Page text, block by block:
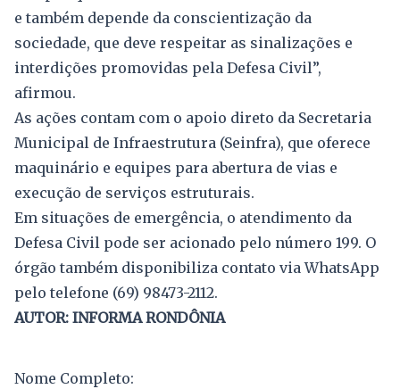
e também depende da conscientização da
sociedade, que deve respeitar as sinalizações e
interdições promovidas pela Defesa Civil”,
afirmou.
As ações contam com o apoio direto da Secretaria
Municipal de Infraestrutura (Seinfra), que oferece
maquinário e equipes para abertura de vias e
execução de serviços estruturais.
Em situações de emergência, o atendimento da
Defesa Civil pode ser acionado pelo número 199. O
órgão também disponibiliza contato via WhatsApp
pelo telefone (69) 98473-2112.
AUTOR: INFORMA RONDÔNIA
Nome Completo: